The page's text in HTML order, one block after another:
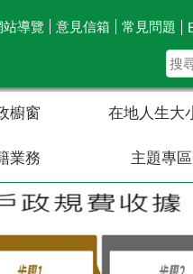
站導覽 意見信箱 常見問題
櫥窗 在地人生大
業務 主題專區